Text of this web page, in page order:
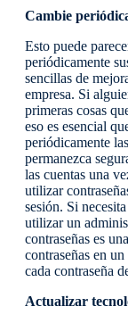
Cambie
Esto puede
periódicamente
sencillas de
empresa. Si
primeras cosas
eso es esencial
periódicamente
permanezca
las cuentas una
utilizar
sesión. Si
utilizar un
contraseñas es
contraseñas en
cada contraseña
Actualizar